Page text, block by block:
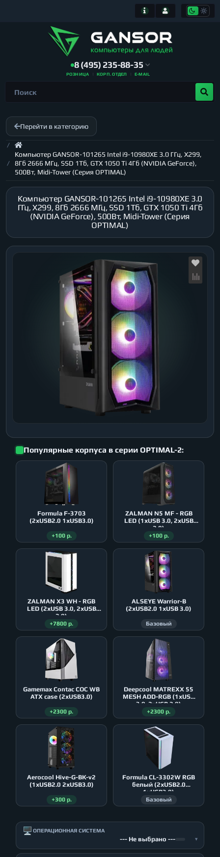
8 (495) 235-88-35
РОЗНИЦА КОРП. ОТДЕЛ E-MAIL
Перейти в категорию
Компьютер GANSOR-101265 Intel i9-10980XE 3.0 ГГц, X299,
8Гб 2666 МГц, SSD 1Тб, GTX 1050 Ti 4Гб (NVIDIA GeForce),
500Вт, Midi-Tower (Серия OPTIMAL)
Компьютер GANSOR-101265 Intel i9-10980XE 3.0
ГГц, X299, 8Гб 2666 МГц, SSD 1Тб, GTX 1050 Ti 4Гб
(NVIDIA GeForce), 500Вт, Midi-Tower (Серия
OPTIMAL)
Популярные корпуса в серии OPTIMAL-2:
Formula F-3703
(2xUSB2.0 1xUSB3.0)
+100 р.
ZALMAN N5 MF - RGB
LED (1xUSB 3.0, 2xUSB
2.0)
+100 р.
ZALMAN X3 WH - RGB
LED (2xUSB 3.0, 2xUSB
2.0)
+7800 р.
ALSEYE Warrior-B
(2xUSB2.0 1xUSB 3.0)
Базовый
Gamemax Contac COC WB
ATX case (2xUSB3.0)
+2300 р.
Deepcool MATREXX 55
MESH ADD-RGB (1xUSB
3.0, 2xUSB 2.0)
+2300 р.
Aerocool Hive-G-BK-v2
(1xUSB2.0 2xUSB3.0)
+300 р.
Formula CL-3302W RGB
белый (2xUSB2.0
1xUSB3.0)
Базовый
🖥️ ОПЕРАЦИОННАЯ СИСТЕМА
--- Не выбрано --- ▾